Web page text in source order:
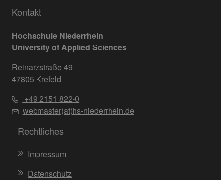
Kontakt
Hochschule Niederrhein
University of Applied Sciences
Reinarzstraße 49
47805 Krefeld
+49 2151 822-0
webmaster(at)hs-niederrhein.de
Rechtliches
Impressum
Datenschutz